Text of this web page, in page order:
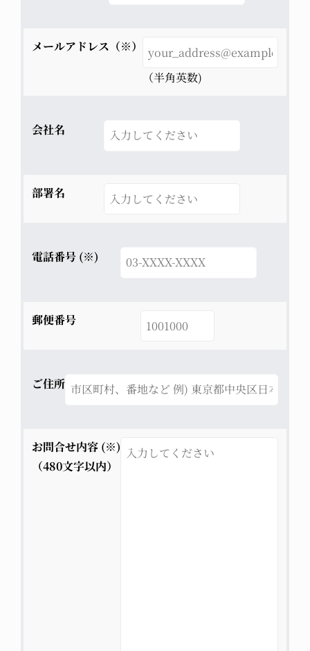
メールアドレス（※）
（半角英数)
会社名
部署名
電話番号 (※)
郵便番号
ご住所
お問合せ内容 (※)
（480文字以内）